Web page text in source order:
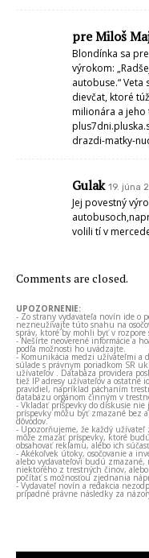
pre Miloš
Blondínka sa
výrokom:
autobuse.“
dievčat, ktoré
milionára a jeho
drazdi-matky-
Gulak 19. júna
Jej povestný
volili tí v
Comments are closed.
UPOZORNENIE:
- Zo strany vydavateľa novín ide o
nezneužívajte túto snahu na
správ, ktoré by mohli byť v
- Nešírte neoverené informácie a
podľa možnosti ho uvádzajte.
- Komunikácia medzi užívateľmi a
súlade s právnym poriadkom SR
užívateľov . Databáza providera
tiež IP adresy užívateľov a ostatné
pravidiel, napríklad páchaním
databázu orgánom činným v
- Vkladať príspevky do diskusie nie
príspevky môžu byť zmazané bez
dôvodov.
- Upozorňujeme, že každý užívateľ
môže zmazať príspevky, ktoré
obsahovať reklamu, alebo ich
- Akékoľvek útoky, osočovanie a
alebo vydavateľovi budú
niektorého z trestných činov,
počítať s možnosťou zjednania
- Vydavateľ novín a redakcia
prípadné právne následky za